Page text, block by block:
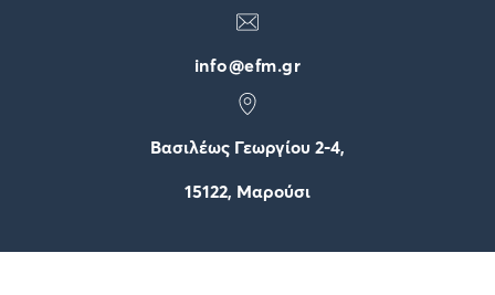
info@efm.gr
Βασιλέως Γεωργίου 2-4,
15122, Μαρούσι